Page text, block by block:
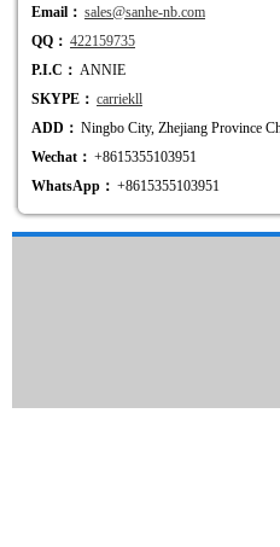
Email： sales@sanhe-nb.com
QQ： 422159735
P.I.C： ANNIE
SKYPE： carriekll
ADD： Ningbo City, Zhejiang Province
Wechat： +8615355103951
WhatsApp： +8615355103951